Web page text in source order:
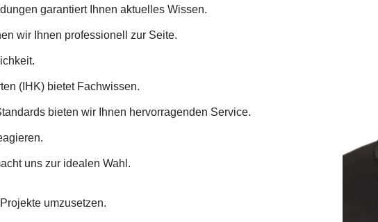
garantiert Ihnen aktuelles Wissen.
wir Ihnen professionell zur Seite.
(IHK) bietet Fachwissen.
bieten wir Ihnen hervorragenden Service.
uns zur idealen Wahl.
umzusetzen.